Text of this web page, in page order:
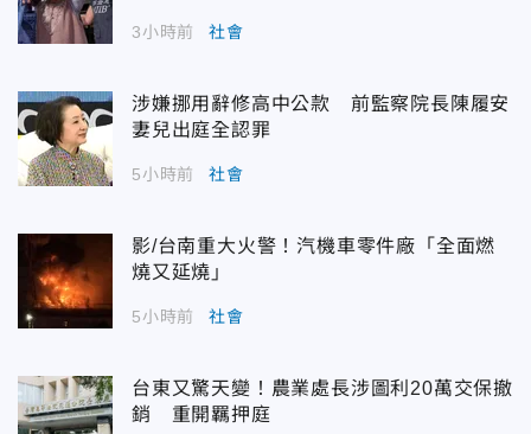
3小時前 社會
涉嫌挪用辭修高中公款 前監察院長陳履安
妻兒出庭全認罪
5小時前 社會
影/台南重大火警！汽機車零件廠「全面燃
燒又延燒」
5小時前 社會
台東又驚天變！農業處長涉圖利20萬交保撤
銷 重開羈押庭